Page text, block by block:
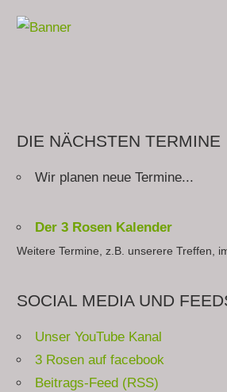
DIE NÄCHSTEN TERMINE
Wir planen neue Termine...
Der 3 Rosen Kalender
Weitere Termine, z.B. unserere Treffen,
SOCIAL MEDIA UND
Unser YouTube Kanal
3 Rosen auf facebook
Beitrags-Feed (RSS)